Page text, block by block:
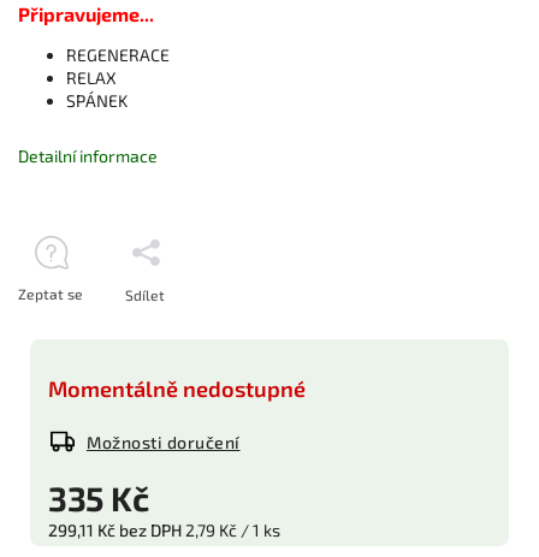
335 Kč
299,11 Kč bez DPH 2,79 Kč / 1 ks
Momentálně nedostupné
Možnosti doručení
Připravujeme...
REGENERACE
RELAX
SPÁNEK
Detailní informace
Zeptat se Sdílet